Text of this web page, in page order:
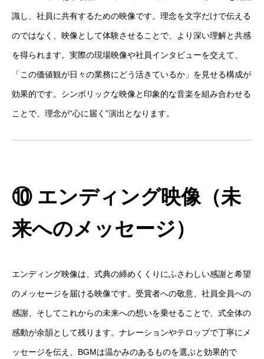
識し、社員に共有するための映像です。理念を文字だけで伝える
のではなく、映像として体験させることで、より深い理解と共感
を得られます。実際の現場映像や社員インタビューを交えて、
「この価値観が日々の業務にどう活きているか」を見せる構成が
効果的です。シンボリックな映像と印象的な音楽を組み合わせる
ことで、理念が“心に届く”演出となります。
⑩ エンディング映像（未
来へのメッセージ）
エンディング映像は、式典の締めくくりにふさわしい感謝と希望
のメッセージを届ける映像です。受賞者への敬意、社員全員への
感謝、そしてこれからの未来への想いを乗せることで、式全体の
感動が余韻として残ります。ナレーションやテロップで丁寧にメ
ッセージを伝え、BGMは温かみのあるものを選ぶと効果的で